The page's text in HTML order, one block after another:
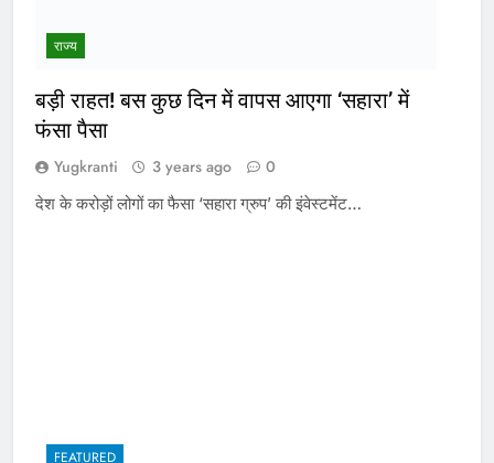
राज्य
बड़ी राहत! बस कुछ दिन में वापस आएगा ‘सहारा’ में
फंसा पैसा
Yugkranti 3 years ago 0
देश के करोड़ों लोगों का फैसा ‘सहारा ग्रुप’ की इंवेस्टमेंट…
FEATURED